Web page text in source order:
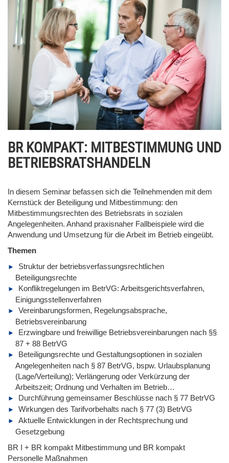
BR KOMPAKT: MITBESTIMMUNG UND
BETRIEBSRATSHANDELN
In diesem Seminar befassen sich die Teilnehmenden mit dem
Kernstück der Beteiligung und Mitbestimmung: den
Mitbestimmungsrechten des Betriebsrats in sozialen
Angelegenheiten. Anhand praxisnaher Fallbeispiele wird die
Anwendung und Umsetzung für die Arbeit im Betrieb eingeübt.
Themen
Struktur der betriebsverfassungsrechtlichen
Beteiligungsrechte
Konfliktregelungen im BetrVG: Arbeitsgerichtsverfahren,
Einigungsstellenverfahren
Vereinbarungsformen, Regelungsabsprache,
Betriebsvereinbarung
Erzwingbare und freiwillige Betriebsvereinbarungen nach §§
87 + 88 BetrVG
Beteiligungsrechte und Gestaltungsoptionen in sozialen
Angelegenheiten nach § 87 BetrVG, bspw. Urlaubsplanung
(Lage/Verteilung); Verlängerung oder Verkürzung der
Arbeitszeit; Ordnung und Verhalten im Betrieb…
Durchführung gemeinsamer Beschlüsse nach § 77 BetrVG
Wirkungen des Tarifvorbehalts nach § 77 (3) BetrVG
Aktuelle Entwicklungen in der Rechtsprechung und
Gesetzgebung
BR I + BR kompakt Mitbestimmung und BR kompakt
Personelle Maßnahmen